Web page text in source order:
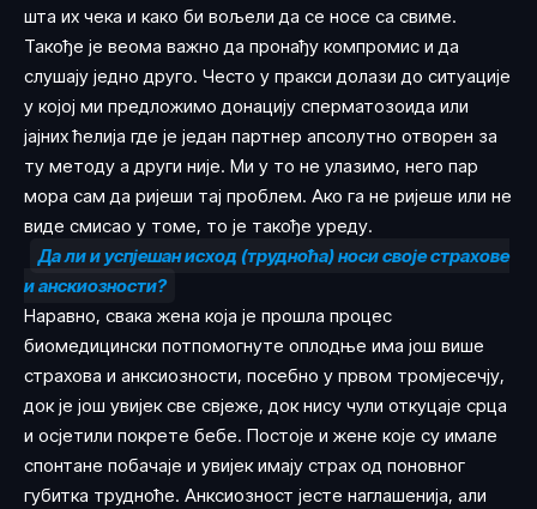
шта их чека и како би вољели да се носе са свиме.
Такође је веома важно да пронађу компромис и да
слушају једно друго. Често у пракси долази до ситуације
у којој ми предложимо донацију сперматозоида или
јајних ћелија где је један партнер апсолутно отворен за
ту методу а други није. Ми у то не улазимо, него пар
мора сам да ријеши тај проблем. Ако га не ријеше или не
виде смисао у томе, то је такође уреду.
Да ли и успјешан исход (трудноћа) носи своје страхове
и анскиозности?
Наравно, свака жена која је прошла процес
биомедицински потпомогнуте оплодње има још више
страхова и анксиозности, посебно у првом тромјесечју,
док је још увијек све свјеже, док нису чули откуцаје срца
и осјетили покрете бебе. Постоје и жене које су имале
спонтане побачаје и увијек имају страх од поновног
губитка трудноће. Анксиозност јесте наглашенија, али